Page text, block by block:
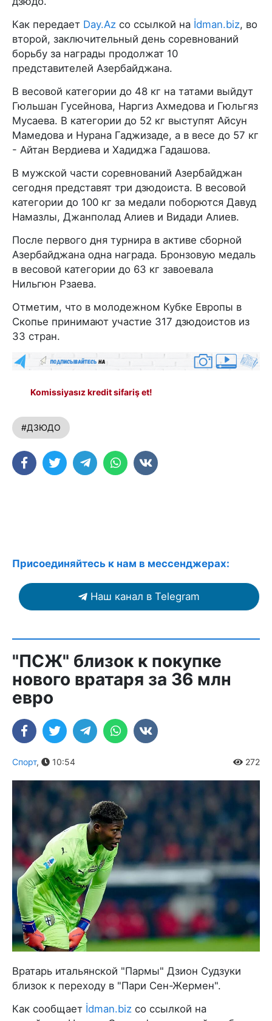
Как передает Day.Az со ссылкой на İdman.biz, во
второй, заключительный день соревнований
борьбу за награды продолжат 10
представителей Азербайджана.
В весовой категории до 48 кг на татами выйдут
Гюльшан Гусейнова, Наргиз Ахмедова и Гюльгяз
Мусаева. В категории до 52 кг выступят Айсун
Мамедова и Нурана Гаджизаде, а в весе до 57 кг
- Айтан Вердиева и Хадиджа Гадашова.
В мужской части соревнований Азербайджан
сегодня представят три дзюдоиста. В весовой
категории до 100 кг за медали поборются Давуд
Намазлы, Джанполад Алиев и Видади Алиев.
После первого дня турнира в активе сборной
Азербайджана одна награда. Бронзовую медаль
в весовой категории до 63 кг завоевала
Нильгюн Рзаева.
Отметим, что в молодежном Кубке Европы в
Скопье принимают участие 317 дзюдоистов из
33 стран.
Komissiyasız kredit sifariş et!
#ДЗЮДО
Присоединяйтесь к нам в мессенджерах:
Наш канал в Telegram
"ПСЖ" близок к покупке
нового вратаря за 36 млн
евро
Спорт, 10:54 272
Вратарь итальянской "Пармы" Дзион Судзуки
близок к переходу в "Пари Сен-Жермен".
Как сообщает İdman.biz со ссылкой на